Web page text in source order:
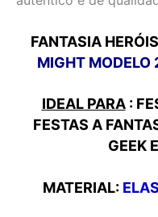
FANTASIA
MIGHT MODELO
IDEAL PARA:
FESTAS A
GEEK
MATERIAL: